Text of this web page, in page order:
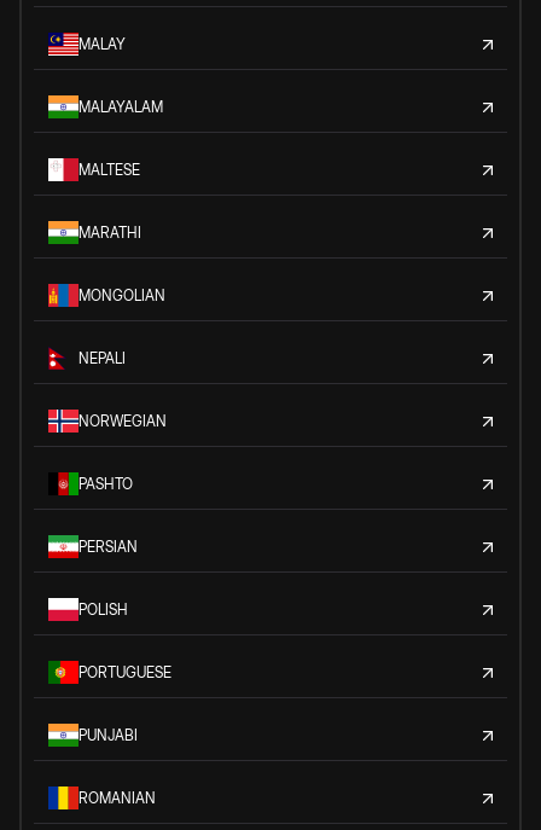
MALAY
MALAYALAM
MALTESE
MARATHI
MONGOLIAN
NEPALI
NORWEGIAN
PASHTO
PERSIAN
POLISH
PORTUGUESE
PUNJABI
ROMANIAN